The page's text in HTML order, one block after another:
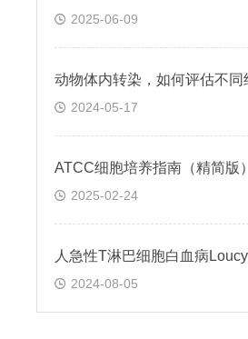
2025-06-09
2024-05-17
ATCC细胞培养指南（精简版）
2025-02-24
2024-08-05